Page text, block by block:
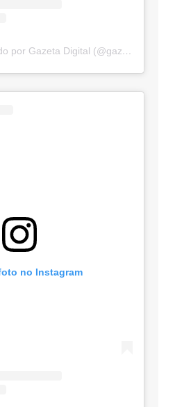
Um post compartilhado por Gazeta Digital (@gazetadigital)
no Instagram